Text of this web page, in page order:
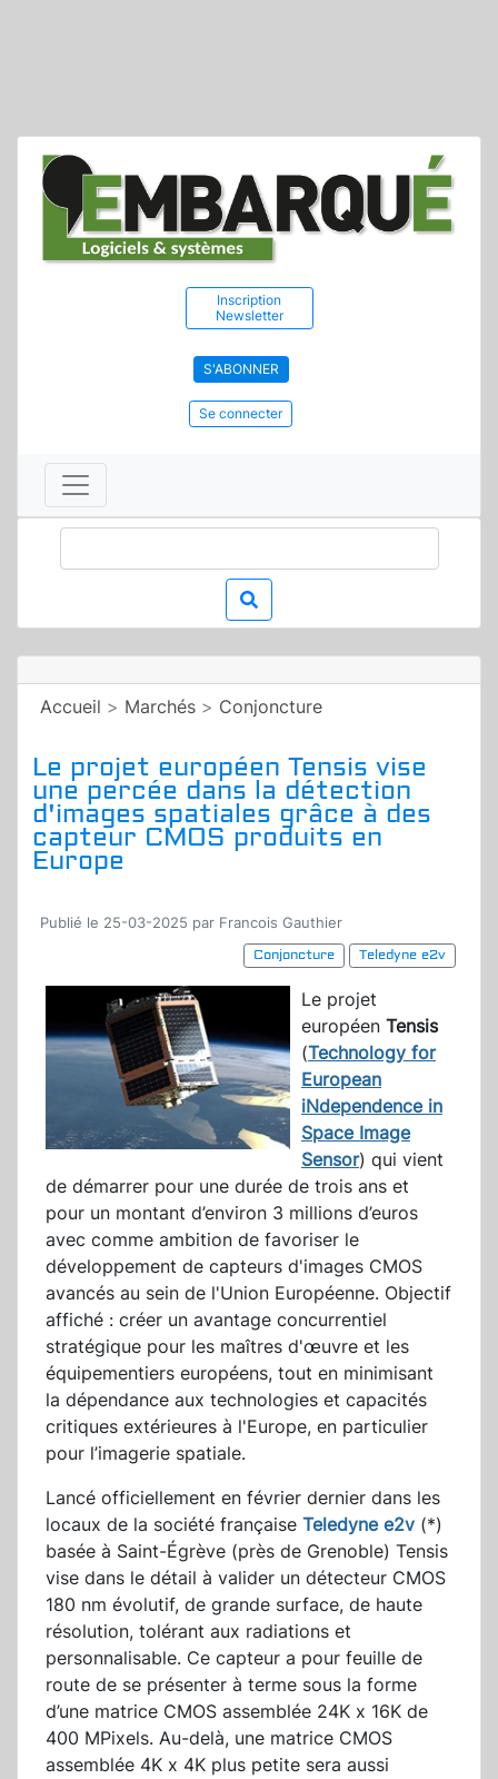
Inscription
Newsletter
S'ABONNER
Se connecter
Accueil > Marchés > Conjoncture
Le projet européen Tensis vise
une percée dans la détection
d'images spatiales grâce à des
capteur CMOS produits en
Europe
Publié le 25-03-2025 par Francois Gauthier
Conjoncture
Teledyne e2v
Le projet
européen Tensis
(Technology for
European
iNdependence in
Space Image
Sensor) qui vient
de démarrer pour une durée de trois ans et
pour un montant d’environ 3 millions d’euros
avec comme ambition de favoriser le
développement de capteurs d'images CMOS
avancés au sein de l'Union Européenne. Objectif
affiché : créer un avantage concurrentiel
stratégique pour les maîtres d'œuvre et les
équipementiers européens, tout en minimisant
la dépendance aux technologies et capacités
critiques extérieures à l'Europe, en particulier
pour l’imagerie spatiale.
Lancé officiellement en février dernier dans les
locaux de la société française Teledyne e2v (*)
basée à Saint-Égrève (près de Grenoble) Tensis
vise dans le détail à valider un détecteur CMOS
180 nm évolutif, de grande surface, de haute
résolution, tolérant aux radiations et
personnalisable. Ce capteur a pour feuille de
route de se présenter à terme sous la forme
d’une matrice CMOS assemblée 24K x 16K de
400 MPixels. Au-delà, une matrice CMOS
assemblée 4K x 4K plus petite sera aussi